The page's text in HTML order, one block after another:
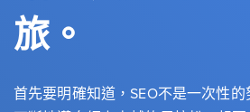
旅。
首先要明確知道，SEO不是一次性